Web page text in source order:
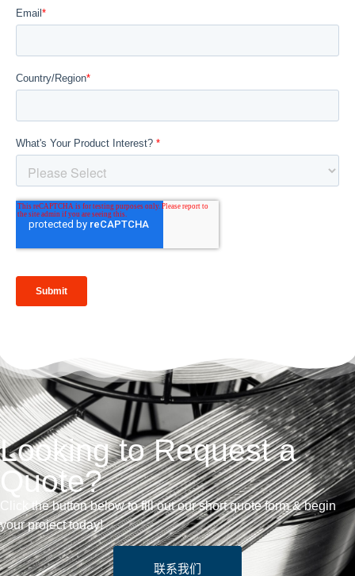
Looking to Request a
Quote?
Click the button below to fill out our short quote form & begin
your project today!
联系我们